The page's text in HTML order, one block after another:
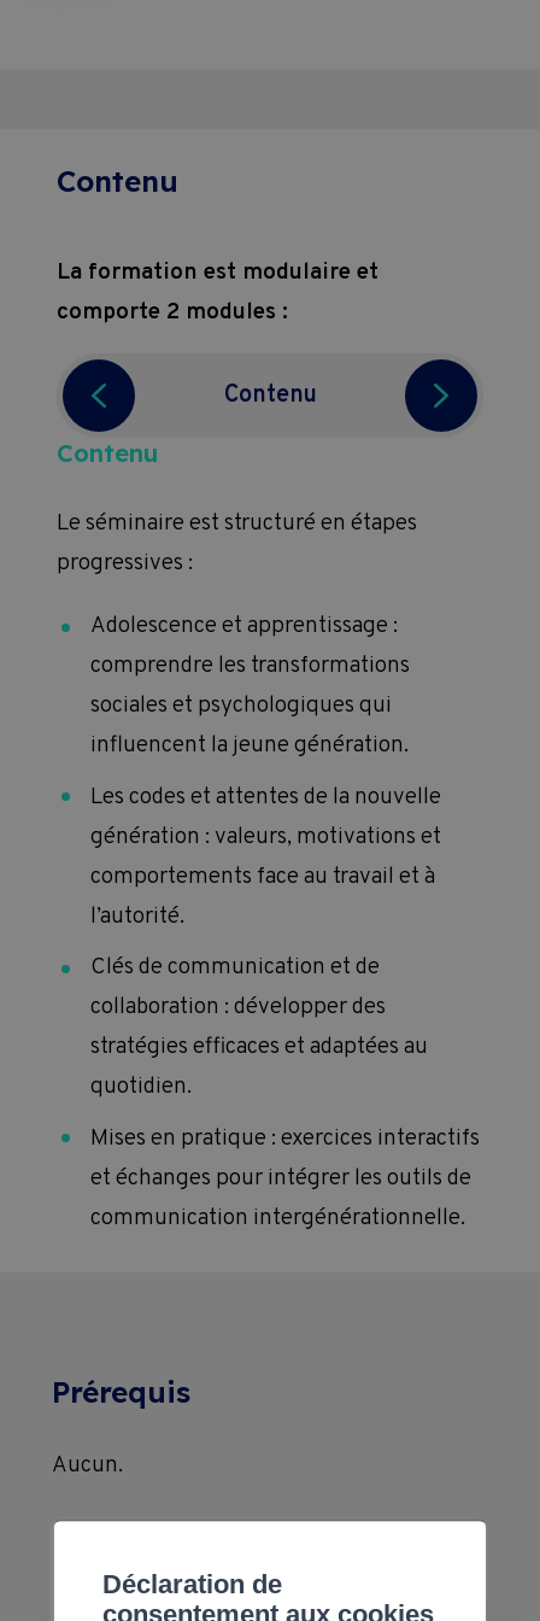
Contenu
La formation est modulaire et
comporte 2 modules :
Contenu
Contenu
Le séminaire est structuré en étapes
progressives :
Adolescence et apprentissage :
comprendre les transformations
sociales et psychologiques qui
influencent la jeune génération.
Les codes et attentes de la nouvelle
génération : valeurs, motivations et
comportements face au travail et à
l’autorité.
Clés de communication et de
collaboration : développer des
stratégies efficaces et adaptées au
quotidien.
Mises en pratique : exercices interactifs
et échanges pour intégrer les outils de
communication intergénérationnelle.
Prérequis
Aucun.
Déclaration de
consentement aux cookies